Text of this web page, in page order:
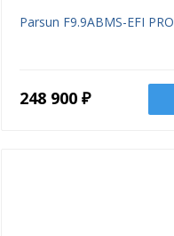
Parsun F9.9ABMS-EFI PRO
248 900 ₽